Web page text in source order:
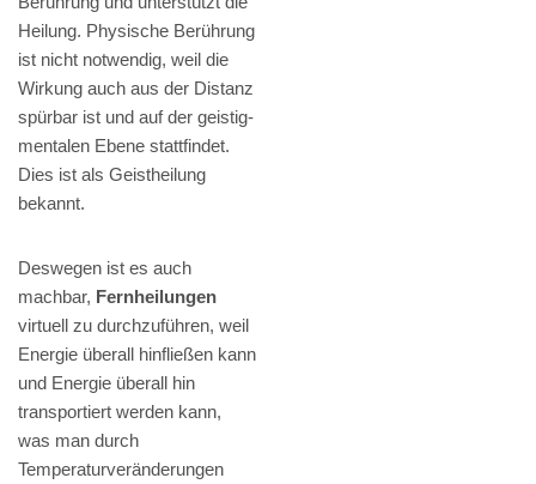
Heilung. Physische Berührung
ist nicht notwendig, weil die
Wirkung auch aus der Distanz
spürbar ist und auf der geistig-
mentalen Ebene stattfindet.
Dies ist als Geistheilung
bekannt.
Deswegen ist es auch
machbar, Fernheilungen
virtuell zu durchzuführen, weil
Energie überall hinfließen kann
und Energie überall hin
transportiert werden kann,
was man durch
Temperaturveränderungen